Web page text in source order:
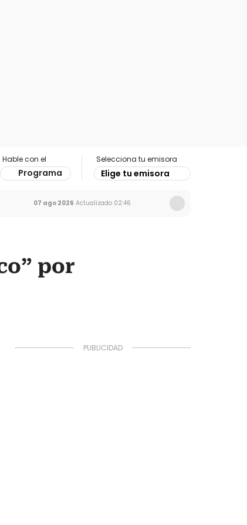
Hable con el
Programa
Selecciona tu emisora
Elige tu emisora
07 ago 2026 Actualizado 02:46
por